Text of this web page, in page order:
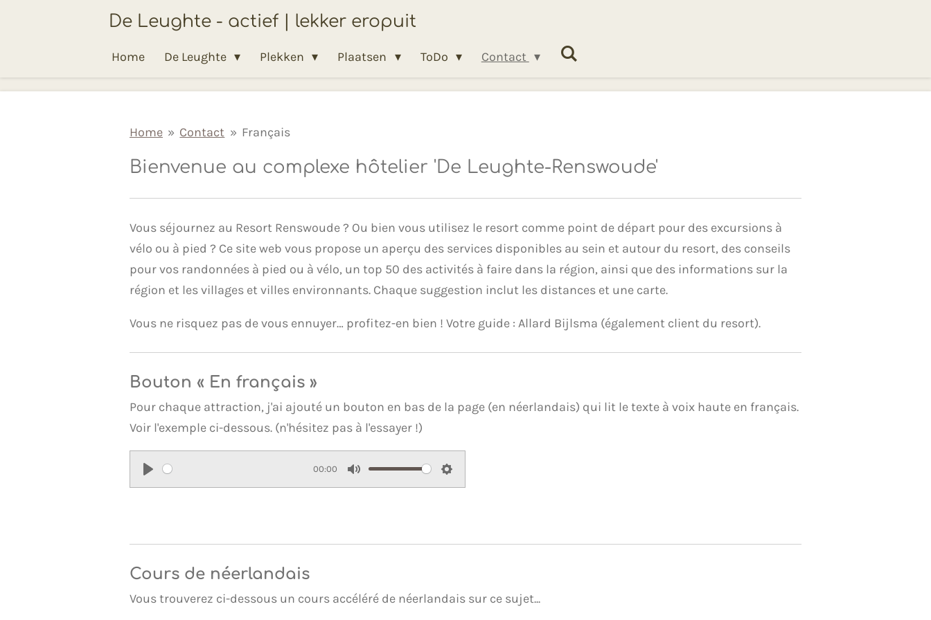
De Leughte - actief | lekker eropuit
Home De Leughte Plekken Plaatsen ToDo Contact
Home » Contact » Français
Bienvenue au complexe hôtelier 'De Leughte-Renswoude'
Vous séjournez au Resort Renswoude ? Ou bien vous utilisez le resort comme point de départ pour des excursions à
vélo ou à pied ? Ce site web vous propose un aperçu des services disponibles au sein et autour du resort, des conseils
pour vos randonnées à pied ou à vélo, un top 50 des activités à faire dans la région, ainsi que des informations sur la
région et les villages et villes environnants. Chaque suggestion inclut les distances et une carte.
Vous ne risquez pas de vous ennuyer… profitez-en bien ! Votre guide : Allard Bijlsma (également client du resort).
Bouton « En français »
Pour chaque attraction, j'ai ajouté un bouton en bas de la page (en néerlandais) qui lit le texte à voix haute en français.
Voir l'exemple ci-dessous. (n'hésitez pas à l'essayer !)
P
y
00:00
M
e
S
t
Cours de néerlandais
Vous trouverez ci-dessous un cours accéléré de néerlandais sur ce sujet...